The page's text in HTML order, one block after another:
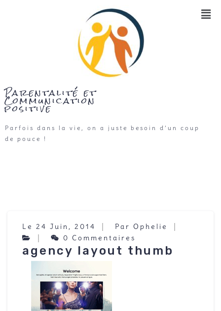
Parentalité et
Communication
positive
Parfois dans la vie, on a juste besoin d’un coup
de pouce !
Le 24 Juin, 2014
Par Ophelie
0 Commentaires
agency layout thumb